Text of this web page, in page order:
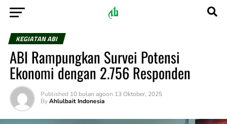
KEGIATAN ABI
ABI Rampungkan Survei Potensi
Ekonomi dengan 2.756 Responden
Published 10 bulan agoon 13 Oktober, 2025
By Ahlulbait Indonesia